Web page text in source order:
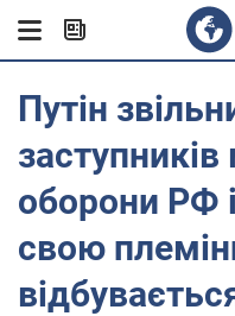
Путін
заступників
оборони РФ
свою